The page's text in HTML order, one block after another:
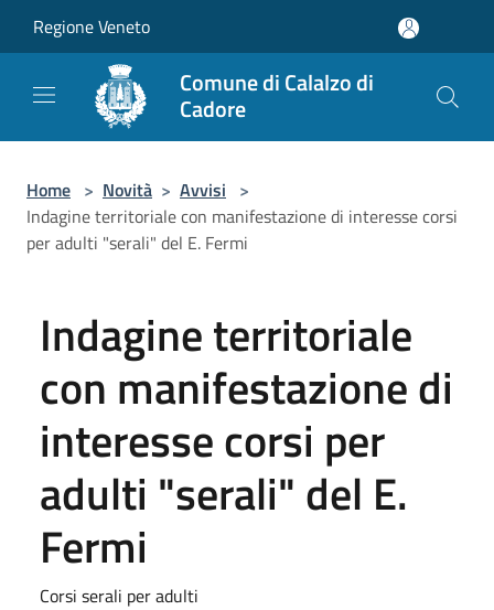
Regione Veneto
Comune di Calalzo di
Cadore
Home > Novità > Avvisi >
Indagine territoriale con manifestazione di interesse corsi
per adulti "serali" del E. Fermi
Indagine territoriale
con manifestazione di
interesse corsi per
adulti "serali" del E.
Fermi
Corsi serali per adulti